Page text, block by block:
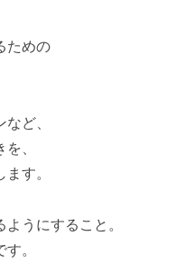
ための
ど、
、
す。
うにすること。
。